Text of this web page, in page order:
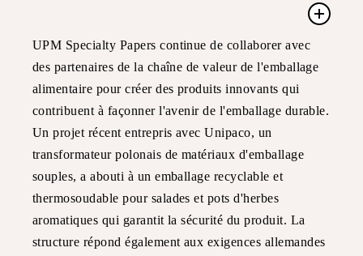
UPM Specialty Papers continue de collaborer avec
des partenaires de la chaîne de valeur de l'emballage
alimentaire pour créer des produits innovants qui
contribuent à façonner l'avenir de l'emballage durable.
Un projet récent entrepris avec Unipaco, un
transformateur polonais de matériaux d'emballage
souples, a abouti à un emballage recyclable et
thermosoudable pour salades et pots d'herbes
aromatiques qui garantit la sécurité du produit. La
structure répond également aux exigences allemandes